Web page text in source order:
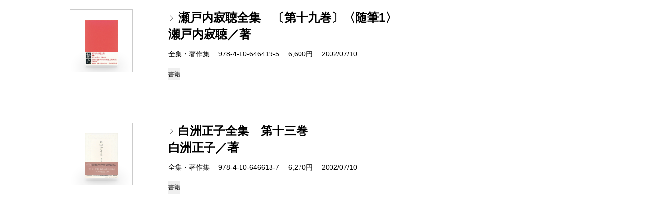
瀬戸内寂聴全集 〔第十九巻〕〈随筆1〉
瀬戸内寂聴／著
全集・著作集 978-4-10-646419-5 6,600円 2002/07/10
書籍
白洲正子全集 第十三巻
白洲正子／著
全集・著作集 978-4-10-646613-7 6,270円 2002/07/10
書籍